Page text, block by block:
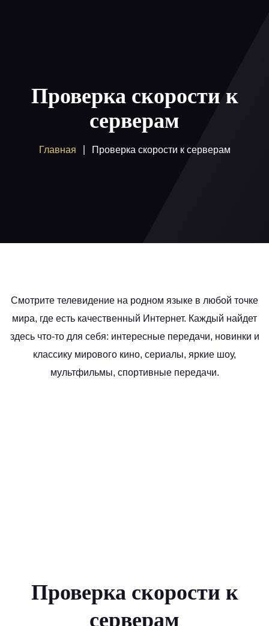
Как смотреть
Купить
Помощь
Проверка скорости к
серверам
Главная Проверка скорости к серверам
Смотрите телевидение на родном языке в любой точке
мира, где есть качественный Интернет. Каждый найдет
здесь что-то для себя: интересные передачи, новинки и
классику мирового кино, сериалы, яркие шоу,
мультфильмы, спортивные передачи.
Проверка скорости к
серверам